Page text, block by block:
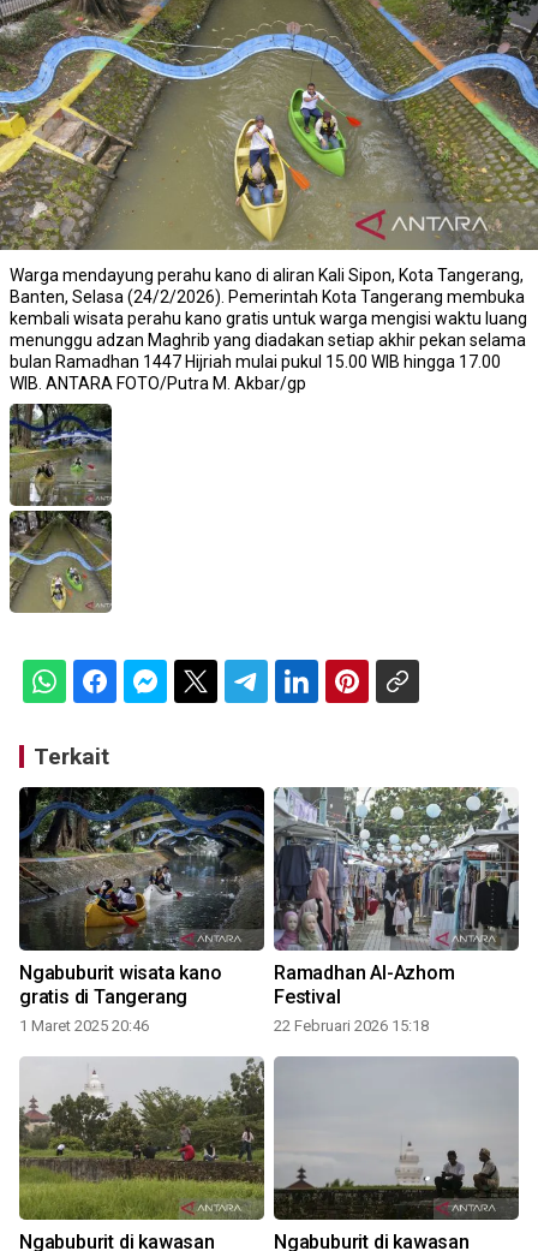
Warga mendayung perahu kano di aliran Kali Sipon, Kota Tangerang,
Banten, Selasa (24/2/2026). Pemerintah Kota Tangerang membuka
kembali wisata perahu kano gratis untuk warga mengisi waktu luang
menunggu adzan Maghrib yang diadakan setiap akhir pekan selama
bulan Ramadhan 1447 Hijriah mulai pukul 15.00 WIB hingga 17.00
WIB. ANTARA FOTO/Putra M. Akbar/gp
Terkait
Ngabuburit wisata kano
gratis di Tangerang
1 Maret 2025 20:46
Ramadhan Al-Azhom
Festival
22 Februari 2026 15:18
Ngabuburit di kawasan Ngabuburit di kawasan